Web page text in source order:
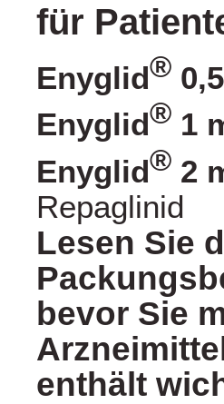
für
Enyglid®
Enyglid® 1
Enyglid® 2
Repaglinid
Lesen Sie
bevor Sie
enthält